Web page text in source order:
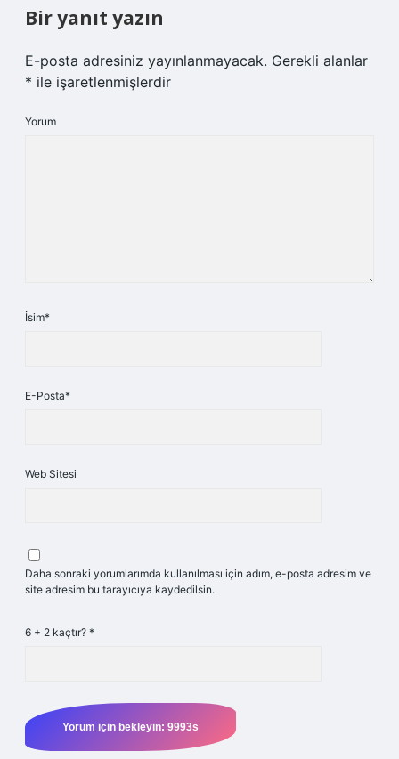
Bir yanıt yazın
E-posta adresiniz yayınlanmayacak. Gerekli alanlar
* ile işaretlenmişlerdir
Yorum
İsim*
E-Posta*
Web Sitesi
Daha sonraki yorumlarımda kullanılması için adım, e-posta adresim ve
site adresim bu tarayıcıya kaydedilsin.
6 + 2 kaçtır? *